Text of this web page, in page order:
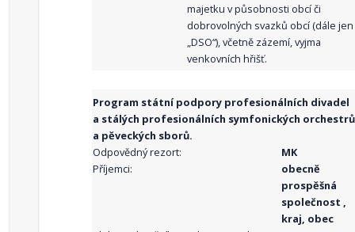
majetku v působnosti obcí či
dobrovolných svazků obcí (dále jen
„DSO“), včetně zázemí, vyjma
venkovních hřišť.
Program státní podpory profesionálních divadel
a stálých profesionálních symfonických orchestrů
a pěveckých sborů.
Odpovědný rezort:
MK
Příjemci:
obecně
prospěšná
společnost ,
kraj, obec